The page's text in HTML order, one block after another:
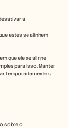
a
estes se alinhem
que ele se alinhe
para isso. Manter
temporariamente o
sobre o